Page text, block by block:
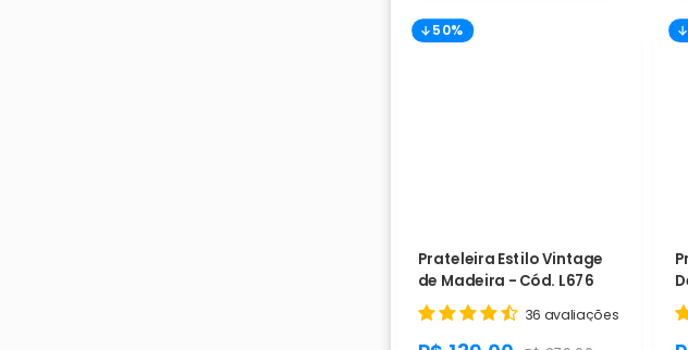
50%
Prateleira Estilo Vintage
de Madeira - Cód. L676
36 avaliações